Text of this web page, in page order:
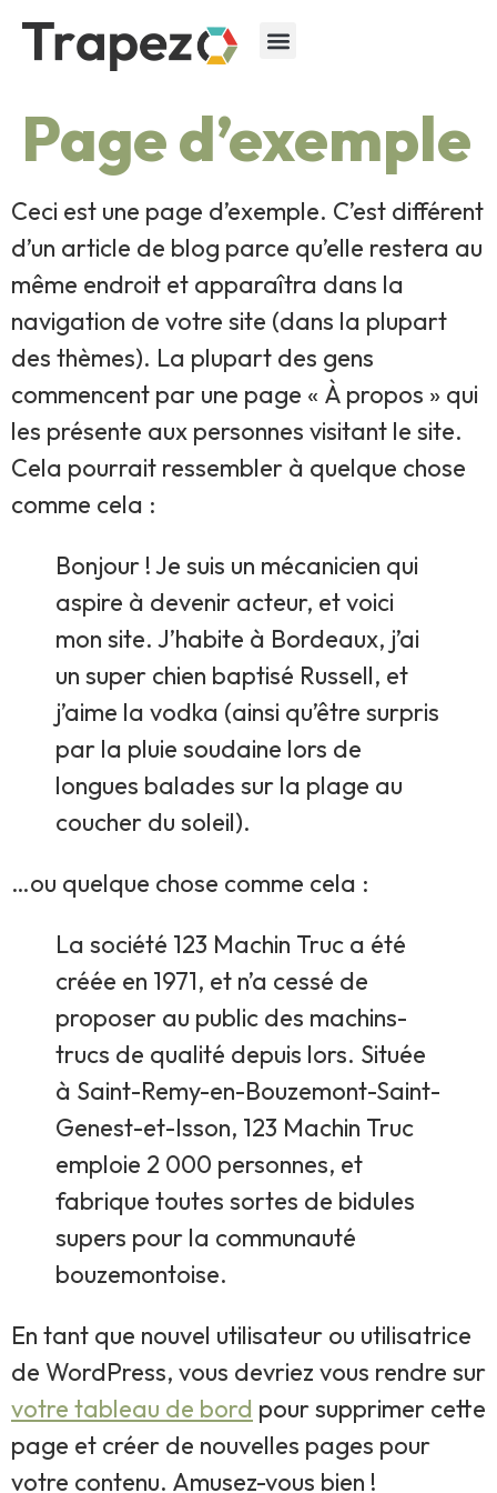
Page d’exemple
Ceci est une page d’exemple. C’est différent
d’un article de blog parce qu’elle restera au
même endroit et apparaîtra dans la
navigation de votre site (dans la plupart
des thèmes). La plupart des gens
commencent par une page « À propos » qui
les présente aux personnes visitant le site.
Cela pourrait ressembler à quelque chose
comme cela :
Bonjour ! Je suis un mécanicien qui
aspire à devenir acteur, et voici
mon site. J’habite à Bordeaux, j’ai
un super chien baptisé Russell, et
j’aime la vodka (ainsi qu’être surpris
par la pluie soudaine lors de
longues balades sur la plage au
coucher du soleil).
…ou quelque chose comme cela :
La société 123 Machin Truc a été
créée en 1971, et n’a cessé de
proposer au public des machins-
trucs de qualité depuis lors. Située
à Saint-Remy-en-Bouzemont-Saint-
Genest-et-Isson, 123 Machin Truc
emploie 2 000 personnes, et
fabrique toutes sortes de bidules
supers pour la communauté
bouzemontoise.
En tant que nouvel utilisateur ou utilisatrice
de WordPress, vous devriez vous rendre sur
votre tableau de bord pour supprimer cette
page et créer de nouvelles pages pour
votre contenu. Amusez-vous bien !